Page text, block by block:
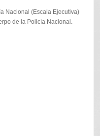
Nacional (Escala Ejecutiva)
de la Policía Nacional.